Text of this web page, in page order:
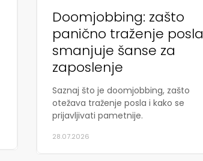
Doomjobbing: zašto
panično traženje posla
smanjuje šanse za
zaposlenje
Saznaj što je doomjobbing, zašto
otežava traženje posla i kako se
prijavljivati pametnije.
28.07.2026